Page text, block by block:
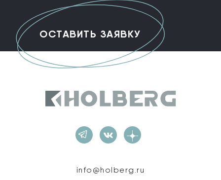
info@holberg.ru